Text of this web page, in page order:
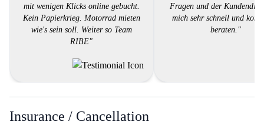
mit wenigen Klicks online gebucht.
Kein Papierkrieg. Motorrad mieten
wie's sein soll. Weiter so Team
RIBE"
Fragen und der
mich sehr schnell und
beraten."
Insurance / Cancellation